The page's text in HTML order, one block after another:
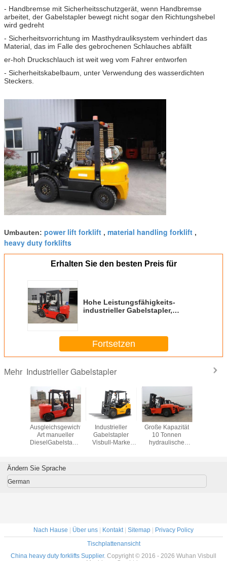
- Handbremse mit Sicherheitsschutzgerät, wenn Handbremse
arbeitet, der Gabelstapler bewegt nicht sogar den Richtungshebel
wird gedreht
- Sicherheitsvorrichtung im Masthydrauliksystem verhindert das
Material, das im Falle des gebrochenen Schlauches abfällt
er-hoh Druckschlauch ist weit weg vom Fahrer entworfen
- Sicherheitskabelbaum, unter Verwendung des wasserdichten
Steckers.
Umbauten: power lift forklift , material handling forklift ,
heavy duty forklifts
Erhalten Sie den besten Preis für
Hohe Leistungsfähigkeits-
industrieller Gabelstapler,
Fortsetzen
Mehr Industrieller Gabelstapler
Safe-3
Gabel-
Ausgleichsgewicht-
Art manueller
DieselGabelstapler
Industrieller
Gabelstapler
Visbull-Marke
Große Kapazität
10 Tonnen
hydraulische
Ändern Sie Sprache
German
Nach Hause Über uns Kontakt| Sitemap
Privacy Policy
Tischplattenansicht
China heavy duty forklifts Supplier. Copyright © 2016 - 2026 Wuhan Visbull